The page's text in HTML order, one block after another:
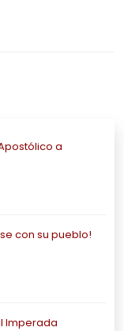
a
con su pueblo!
Imperada